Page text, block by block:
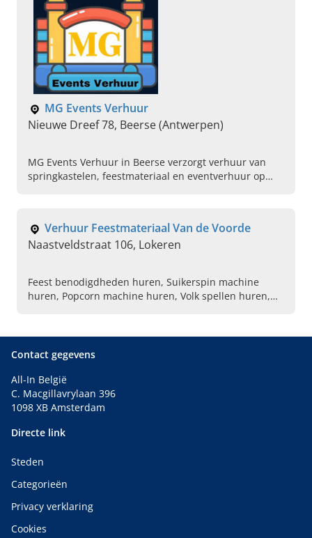
MG Events Verhuur
Nieuwe Dreef 78, Beerse (Antwerpen)
MG Events Verhuur in Beerse verzorgt verhuur van
springkastelen, feestmateriaal en eventverhuur op
Verhuur Feestmateriaal Van de Voorde
Naastveldstraat 106, Lokeren
Feest benodigdheden huren, Suikerspin machine
huren, Popcorn machine huren, Volk spellen huren,
Ballenbaden huren, Partytenten huren
Contact gegevens
All-In België
C. Macgillavrylaan 396
1098 XB Amsterdam
Directe link
Steden
Categorieën
Privacy verklaring
Cookies